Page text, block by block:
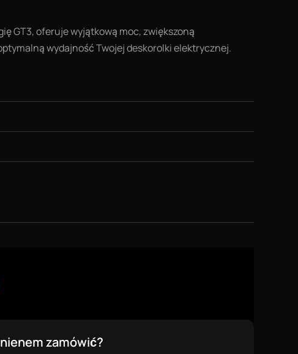
GT3, oferuje wyjątkową moc, zwiększoną
wydajność Twojej deskorolki elektrycznej.
zamówić?